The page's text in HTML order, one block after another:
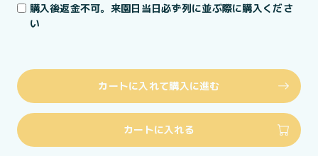
購入後返金不可。来園日当日必ず列に並ぶ際に購入くださ
い
カートに入れて購入に進む
カートに入れる